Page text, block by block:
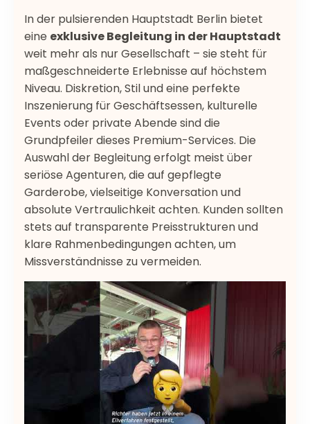
In der pulsierenden Hauptstadt Berlin bietet
eine exklusive Begleitung in der Hauptstadt
weit mehr als nur Gesellschaft – sie steht für
maßgeschneiderte Erlebnisse auf höchstem
Niveau. Diskretion, Stil und eine perfekte
Inszenierung für Geschäftsessen, kulturelle
Events oder private Abende sind die
Grundpfeiler dieses Premium-Services. Die
Auswahl der Begleitung erfolgt meist über
seriöse Agenturen, die auf gepflegte
Garderobe, vielseitige Konversation und
absolute Vertraulichkeit achten. Kunden sollten
stets auf transparente Preisstrukturen und
klare Rahmenbedingungen achten, um
Missverständnisse zu vermeiden.